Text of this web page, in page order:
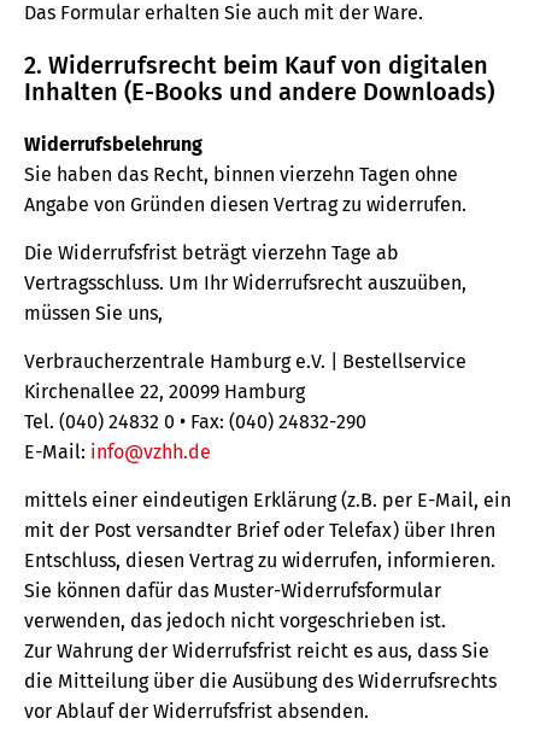
Das Formular erhalten Sie auch mit der Ware.
2. Widerrufsrecht beim Kauf von digitalen
Inhalten (E-Books und andere Downloads)
Widerrufsbelehrung
Sie haben das Recht, binnen vierzehn Tagen ohne
Angabe von Gründen diesen Vertrag zu widerrufen.
Die Widerrufsfrist beträgt vierzehn Tage ab
Vertragsschluss. Um Ihr Widerrufsrecht auszuüben,
müssen Sie uns,
Verbraucherzentrale Hamburg e.V. | Bestellservice
Kirchenallee 22, 20099 Hamburg
Tel. (040) 24832 0 • Fax: (040) 24832-290
E-Mail: info@vzhh.de
mittels einer eindeutigen Erklärung (z.B. per E-Mail, ein
mit der Post versandter Brief oder Telefax) über Ihren
Entschluss, diesen Vertrag zu widerrufen, informieren.
Sie können dafür das Muster-Widerrufsformular
verwenden, das jedoch nicht vorgeschrieben ist.
Zur Wahrung der Widerrufsfrist reicht es aus, dass Sie
die Mitteilung über die Ausübung des Widerrufsrechts
vor Ablauf der Widerrufsfrist absenden.